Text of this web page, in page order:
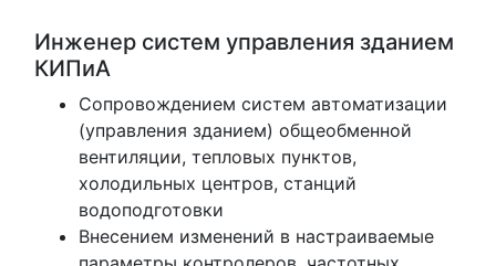
Инженер систем управления зданием
КИПиА
Сопровождением систем автоматизации
(управления зданием) общеобменной
вентиляции, тепловых пунктов,
холодильных центров, станций
водоподготовки
Внесением изменений в настраиваемые